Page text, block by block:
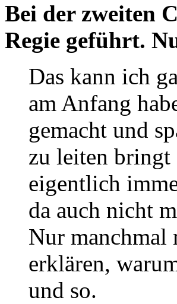
Bei der zweiten
Regie geführt.
Das kann ich
am Anfang
gemacht und
zu leiten bringt
eigentlich
da auch nicht
Nur manchmal
erklären,
und so.